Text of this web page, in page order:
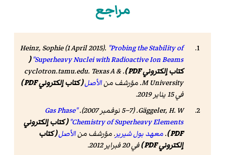
مراجع
Heinz, Sophie (1 April 2015). "Probing the Stability of
Superheavy Nuclei with Radioactive Ion Beams"
(
كتاب إلكتروني PDF )
.
cyclotron.tamu.edu. Texas A &
M University. مؤرشف من
الأصل( كتاب إلكتروني PDF )
في 15 يناير 2019
.
Gäggeler, H. W. (5–7 نوفمبر 2007).
"Gas Phase
Chemistry of Superheavy Elements" ( كتاب إلكتروني
PDF )
.معهد بول شيرير. مؤرشف منالأصل( كتاب
إلكتروني PDF )
في 20 فبراير 2012
.